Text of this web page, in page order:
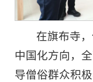
在旗布寺
中国化方向，
导僧俗群众积